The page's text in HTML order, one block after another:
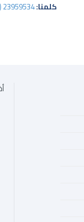
كلمنا:23959534 (202+)